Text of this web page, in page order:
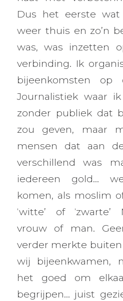
Dus het eerste
weer thuis en zo’n
was, was inzetten
verbinding. Ik
bijeenkomsten op
Journalistiek waar
zonder publiek dat
zou geven, maar
mensen dat aan
verschillend was
iedereen gold…
komen, als moslim
‘witte’ of ‘zwarte’
vrouw of man.
verder merkte
wij bijeenkwamen,
het goed om
begrijpen… juist